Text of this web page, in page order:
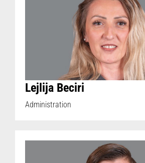
Lejlija Beciri
Administration